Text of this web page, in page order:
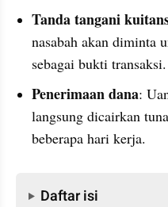
Tanda tangani
nasabah akan diminta
sebagai bukti transaksi.
Penerimaan dana:
langsung dicairkan
beberapa hari kerja.
Daftar isi